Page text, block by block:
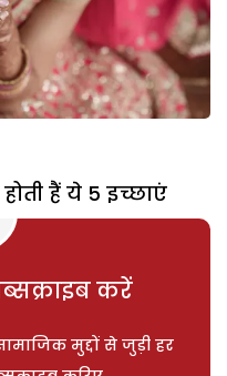
हैं ये 5 इच्छाएं
करें
मुद्दों से जुड़ी हर